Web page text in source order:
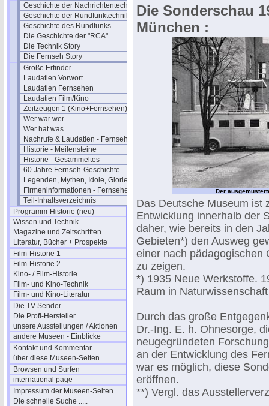
Geschichte der Nachrichtentechnik
Geschichte der Rundfunktechnik
Geschichte des Rundfunks
Die Geschichte der "RCA"
Die Technik Story
Die Fernseh Story
Große Erfinder
Laudatien Vorwort
Laudatien Fernsehen
Laudatien Film/Kino
Zeitzeugen 1 (Kino+Fernsehen)
Wer war wer
Wer hat was
Nachrufe & Laudatien - Fernsehen
Historie - Meilensteine
Historie - Gesammeltes
60 Jahre Fernseh-Geschichte
Legenden, Mythen, Idole, Glorie
Firmeninformationen - Fernsehen
Teil-Inhaltsverzeichnis
Programm-Historie (neu)
Wissen und Technik
Magazine und Zeitschriften
Literatur, Bücher + Prospekte
Film-Historie 1
Film-Historie 2
Kino- / Film-Historie
Film- und Kino-Technik
Film- und Kino-Literatur
Die TV-Sender
Die Profi-Hersteller
unsere Ausstellungen / Aktionen
andere Museen - Einblicke
Kontakt und Kommentar
über diese Museen-Seiten
Browsen und Surfen
international page
Impressum der Museen-Seiten
Die schnelle Suche .....
Die Sonderschau
München :
Der
Das Deutsche Museum ist
Entwicklung innerhalb der
daher, wie bereits in den
Gebieten*) den Ausweg
einer nach pädagogischen
zu zeigen.
*) 1935 Neue Werkstoffe.
Raum in
Durch das große
Dr.-Ing. E. h. Ohnesorge,
neugegründeten
an der Entwicklung des
war es möglich, diese
eröffnen.
**) Vergl. das